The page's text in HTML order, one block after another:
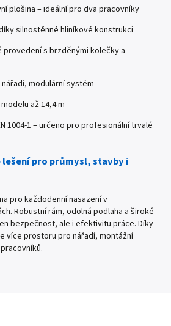
plošina – ideální pro dva pracovníky
silnostěnné hliníkové konstrukci
provedení s brzděnými kolečky a
modulární systém
až 14,4 m
1004-1 – určeno pro profesionální trvalé
pro průmysl, stavby i
pro každodenní nasazení v
Robustní rám, odolná podlaha a široké
bezpečnost, ale i efektivitu práce. Díky
více prostoru pro nářadí, montážní